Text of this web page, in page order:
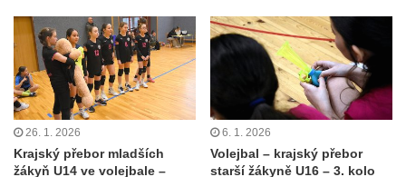
26. 1. 2026
Krajský přebor mladších
žákyň U14 ve volejbale –
6. 1. 2026
Volejbal – krajský přebor
starší žákyně U16 – 3. kolo